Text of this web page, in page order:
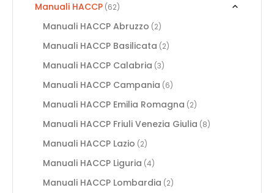
Manuali HACCP (62)
Manuali HACCP Abruzzo (2)
Manuali HACCP Basilicata (2)
Manuali HACCP Calabria (3)
Manuali HACCP Campania (6)
Manuali HACCP Emilia Romagna (2)
Manuali HACCP Friuli Venezia Giulia (8)
Manuali HACCP Lazio (2)
Manuali HACCP Liguria (4)
Manuali HACCP Lombardia (2)